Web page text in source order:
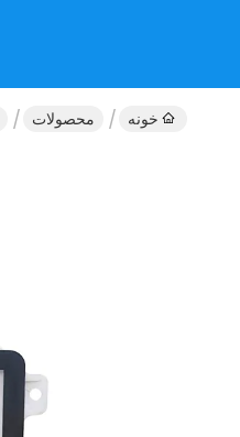
خونه محصولات